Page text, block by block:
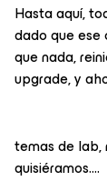
Hasta aquí,
dado que
que nada,
upgrade, y
temas de lab,
quisiéramos….